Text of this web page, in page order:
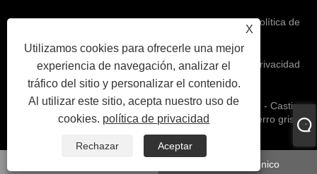
X
Utilizamos cookies para ofrecerle una mejor
experiencia de navegación, analizar el
tráfico del sitio y personalizar el contenido.
Al utilizar este sitio, acepta nuestro uso de
cookies. política de privacidad
Rechazar
Aceptar
Correo electrónico
Links Sitemap RSS XML política de
privacidad
Copyright © 2022 Ningbo Supreme Machinery Co., Ltd. - Casting
de hierro dúctil, fundición de inversión, fundición de hierro gris -
Todos los derechos reservados.